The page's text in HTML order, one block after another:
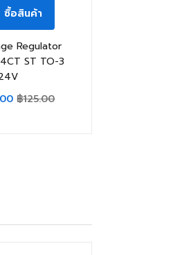
ซื้อสินค้า
Regulator
ST TO-3
฿125.00